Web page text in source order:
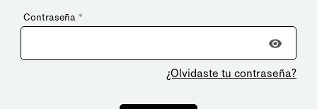
Contraseña *
¿Olvidaste tu contraseña?